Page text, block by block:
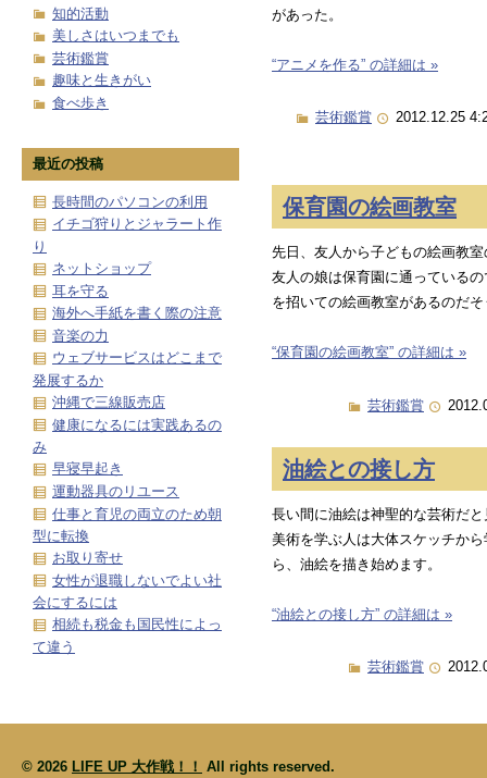
があった。
“アニメを作る” の詳細は »
芸術鑑賞 2012.12.25
保育園の絵画教室
先日、友人から子どもの絵画教
友人の娘は保育園に通っている
を招いての絵画教室があるのだ
“保育園の絵画教室” の詳細は »
芸術鑑賞
油絵との接し方
長い間に油絵は神聖的な芸術だ
美術を学ぶ人は大体スケッチか
ら、油絵を描き始めます。
“油絵との接し方” の詳細は »
芸術鑑賞
知的活動
美しさはいつまでも
芸術鑑賞
趣味と生きがい
食べ歩き
最近の投稿
長時間のパソコンの利用
イチゴ狩りとジャラート作
り
ネットショップ
耳を守る
海外へ手紙を書く際の注意
音楽の力
ウェブサービスはどこまで
発展するか
沖縄で三線販売店
健康になるには実践あるの
み
早寝早起き
運動器具のリユース
仕事と育児の両立のため朝
型に転換
お取り寄せ
女性が退職しないでよい社
会にするには
相続も税金も国民性によっ
て違う
© 2026 LIFE UP 大作戦！！ All rights reserved.